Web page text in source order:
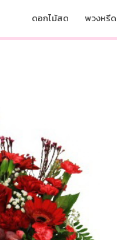
ดอกไม้สด พวงหรีด